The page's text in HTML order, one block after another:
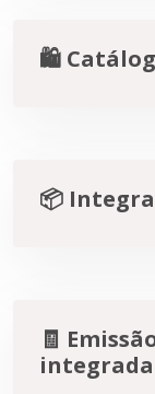
🛍️
📦
🧾
integrada